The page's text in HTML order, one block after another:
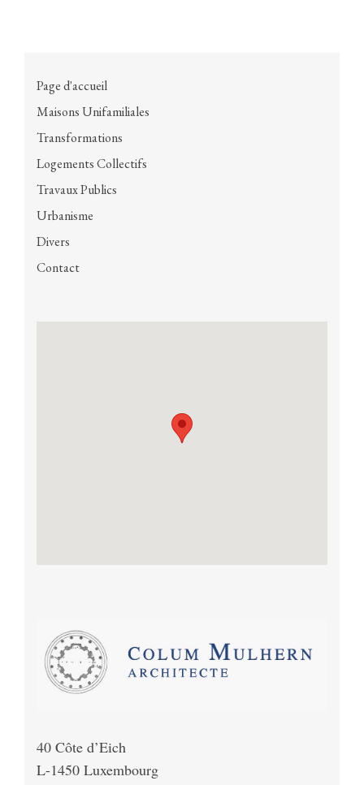
Page d'accueil
Maisons Unifamiliales
Transformations
Logements Collectifs
Travaux Publics
Urbanisme
Divers
Contact
40 Côte d’Eich
L-1450 Luxembourg